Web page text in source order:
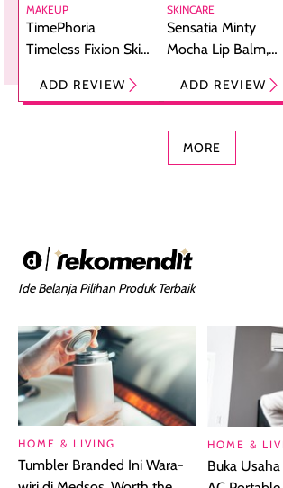
MAKEUP
TimePhoria
Timeless Fixion Skin
Tint Stick,
Foundation dan
ADD REVIEW
SKINCARE
Sensatia Minty
Mocha Lip Balm,
Pelembap Bibir
dengan Aroma
ADD REVIEW
MORE
Ide Belanja Pilihan Produk Terbaik
HOME & LIVING
Tumbler Branded Ini Wara-
HOME &
Buka